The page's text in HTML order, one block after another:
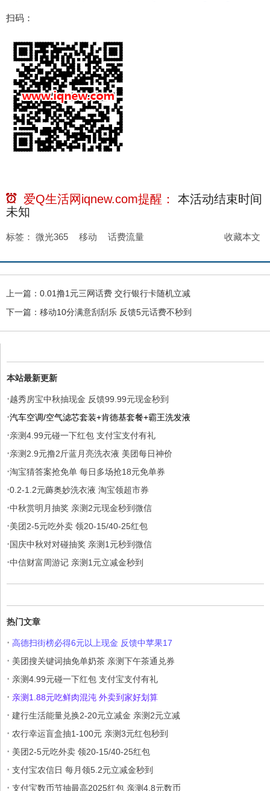
扫码：
爱Q生活网iqnew.com提醒：
本活动结束时间
未知
收藏本文
标签： 微光365 移动 话费流量
上一篇： 0.01撸1元三网话费 交行银行卡随机立减
下一篇： 移动10分满意刮刮乐 反馈5元话费不秒到
本站最新更新
·越秀房宝中秋抽现金 反馈99.99元现金秒到
·汽车空调/空气滤芯套装+肯德基套餐+霸王洗发液
·亲测4.99元碰一下红包 支付宝支付有礼
·亲测2.9元撸2斤蓝月亮洗衣液 美团每日神价
·淘宝猜答案抢免单 每日多场抢18元免单券
·0.2-1.2元薅奥妙洗衣液 淘宝领超市券
·中秋赏明月抽奖 亲测2元现金秒到微信
·美团2-5元吃外卖 领20-15/40-25红包
·国庆中秋对对碰抽奖 亲测1元秒到微信
·中信财富周游记 亲测1元立减金秒到
热门文章
· 高德扫街榜必得6元以上现金 反馈中苹果17
· 美团搜关键词抽免单奶茶 亲测下午茶通兑券
· 亲测4.99元碰一下红包 支付宝支付有礼
· 亲测1.88元吃鲜肉混沌 外卖到家好划算
· 建行生活能量兑换2-20元立减金 亲测2元立减
· 农行幸运盲盒抽1-100元 亲测3元红包秒到
· 美团2-5元吃外卖 领20-15/40-25红包
· 支付宝农信日 每月领5.2元立减金秒到
· 支付宝数币节抽最高2025红包 亲测4.8元数币